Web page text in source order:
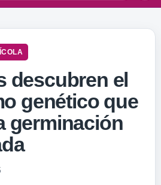
descubren el
genético que
germinación